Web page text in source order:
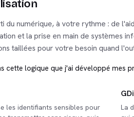
du numérique, à votre rythme : de
et la prise en main de systèmes
taillées pour votre besoin quand
cette logique que j'ai développé mes
les identifiants sensibles pour
La